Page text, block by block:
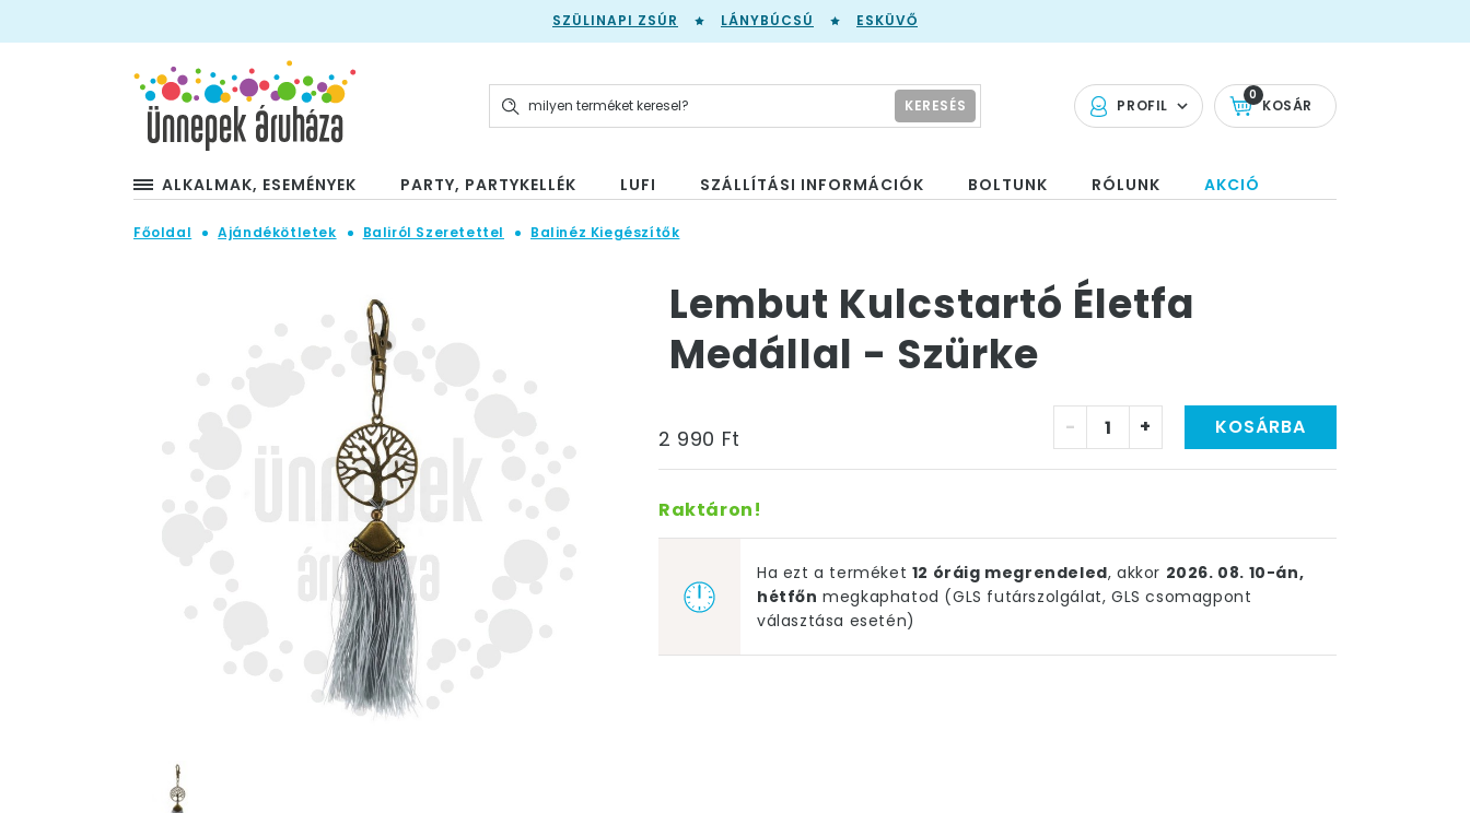
SZÜLINAPI ZSÚR LÁNYBÚCSÚ ESKÜVŐ
PROFIL KOSÁR
0
KERESÉS
ALKALMAK, ESEMÉNYEK PARTY, PARTYKELLÉK LUFI SZÁLLÍTÁSI INFORMÁCIÓK BOLTUNK RÓLUNK AKCIÓ
Főoldal Ajándékötletek Baliról Szeretettel Balinéz Kiegészítők
Lembut Kulcstartó Életfa
Medállal - Szürke
2 990 Ft - + KOSÁRBA
Raktáron!
Ha ezt a terméket 12 óráig megrendeled, akkor 2026. 08. 10-án,
hétfőn megkaphatod (GLS futárszolgálat, GLS csomagpont
választása esetén)